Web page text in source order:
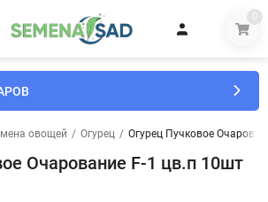
0
овощей / Огурец / Огурец Пучковое
Очарование F-1 цв.п 10шт